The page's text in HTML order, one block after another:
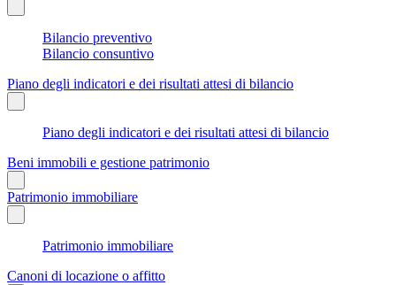
Bilancio preventivo
Bilancio consuntivo
Piano degli indicatori e dei risultati attesi di bilancio
Piano degli indicatori e dei risultati attesi di bilancio
Beni immobili e gestione patrimonio
Patrimonio immobiliare
Patrimonio immobiliare
Canoni di locazione o affitto